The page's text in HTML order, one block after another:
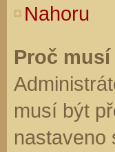
Nahoru
Proč
musí být
nastaveno